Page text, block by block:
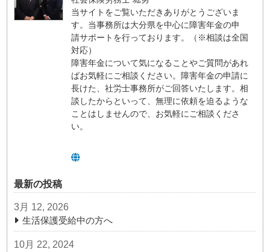
当サイトをご覧いただきありがとうございま
す。当事務所は大分県を中心に障害年金の申
請サポートを行っております。（※相談は全国
対応）
障害年金について気になることやご質問があれ
ばお気軽にご相談ください。障害年金の申請に
長けた、社労士事務所がご回答いたします。相
談したからといって、無理に依頼を迫るような
ことはしませんので、お気軽にご相談くださ
い。
最新の投稿
3月 12, 2026
生活保護受給中の方へ
10月 22, 2024